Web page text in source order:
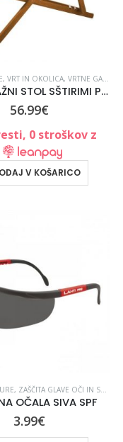
, VRT IN OKOLICA, VRTNE GARNITURE IN STOLI
LESENI PLAŽNI STOL SŠTIRIMI POZICIJAM, BEŽ 3057202
56.99€
0 stroškov z
V KOŠARICO
, ZAŠČITA GLAVE OČI IN SLUHA
OČALA SIVA SPF
3.99€